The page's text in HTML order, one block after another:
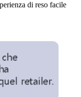
di reso facile